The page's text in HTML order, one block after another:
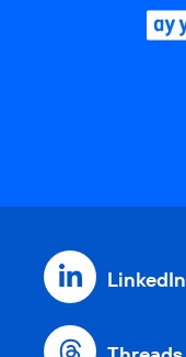
LinkedIn